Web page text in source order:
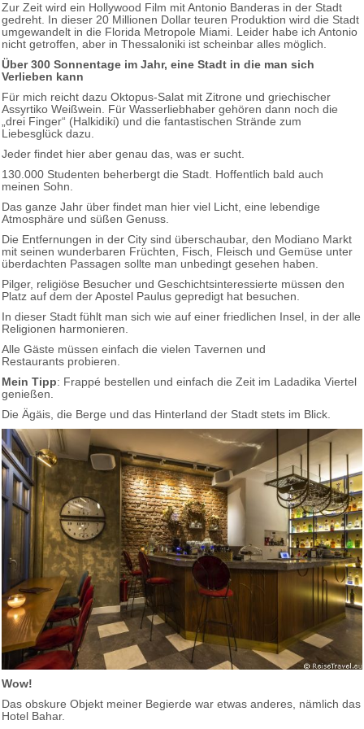
Zur Zeit wird ein Hollywood Film mit Antonio Banderas in der Stadt
gedreht. In dieser 20 Millionen Dollar teuren Produktion wird die Stadt
umgewandelt in die Florida Metropole Miami. Leider habe ich Antonio
nicht getroffen, aber in Thessaloniki ist scheinbar alles möglich.
Über 300 Sonnentage im Jahr, eine Stadt in die man sich
Verlieben kann
Für mich reicht dazu Oktopus-Salat mit Zitrone und griechischer
Assyrtiko Weißwein. Für Wasserliebhaber gehören dann noch die
„drei Finger“ (Halkidiki) und die fantastischen Strände zum
Liebesglück dazu.
Jeder findet hier aber genau das, was er sucht.
130.000 Studenten beherbergt die Stadt. Hoffentlich bald auch
meinen Sohn.
Das ganze Jahr über findet man hier viel Licht, eine lebendige
Atmosphäre und süßen Genuss.
Die Entfernungen in der City sind überschaubar, den Modiano Markt
mit seinen wunderbaren Früchten, Fisch, Fleisch und Gemüse unter
überdachten Passagen sollte man unbedingt gesehen haben.
Pilger, religiöse Besucher und Geschichtsinteressierte müssen den
Platz auf dem der Apostel Paulus gepredigt hat besuchen.
In dieser Stadt fühlt man sich wie auf einer friedlichen Insel, in der alle
Religionen harmonieren.
Alle Gäste müssen einfach die vielen Tavernen und
Restaurants probieren.
Mein Tipp: Frappé bestellen und einfach die Zeit im Ladadika Viertel
genießen.
Die Ägäis, die Berge und das Hinterland der Stadt stets im Blick.
Wow!
Das obskure Objekt meiner Begierde war etwas anderes, nämlich das
Hotel Bahar.